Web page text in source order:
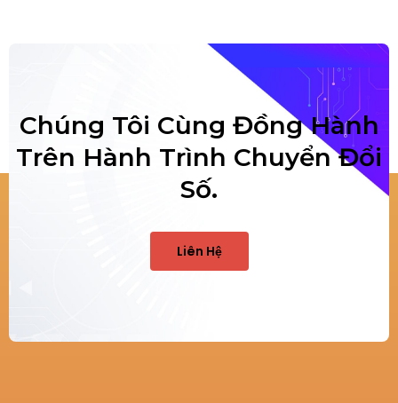
Chúng Tôi Cùng Đồng Hành
Trên Hành Trình Chuyển Đổi
Số.
Liên Hệ